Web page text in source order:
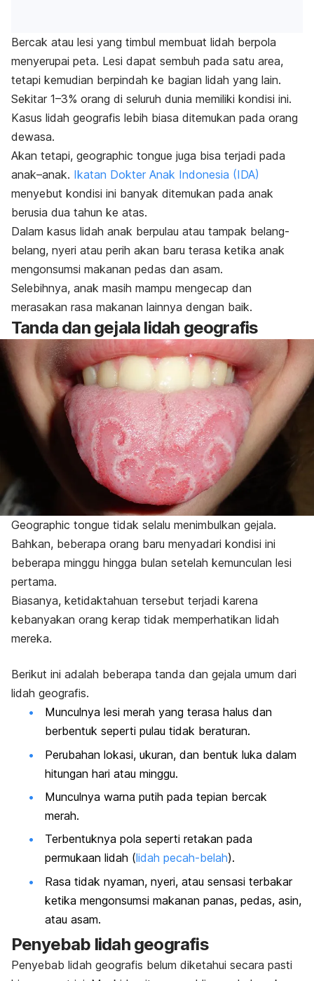
Bercak atau lesi yang timbul membuat lidah berpola
menyerupai peta. Lesi dapat sembuh pada satu area,
tetapi kemudian berpindah ke bagian lidah yang lain.
Sekitar 1–3% orang di seluruh dunia memiliki kondisi ini.
Kasus lidah geografis lebih biasa ditemukan pada orang
dewasa.
Akan tetapi, geographic tongue juga bisa terjadi pada
anak–anak. Ikatan Dokter Anak Indonesia (IDA)
menyebut kondisi ini banyak ditemukan pada anak
berusia dua tahun ke atas.
Dalam kasus lidah anak berpulau atau tampak belang-
belang, nyeri atau perih akan baru terasa ketika anak
mengonsumsi makanan pedas dan asam.
Selebihnya, anak masih mampu mengecap dan
merasakan rasa makanan lainnya dengan baik.
Tanda dan gejala lidah geografis
Geographic tongue tidak selalu menimbulkan gejala.
Bahkan, beberapa orang baru menyadari kondisi ini
beberapa minggu hingga bulan setelah kemunculan lesi
pertama.
Biasanya, ketidaktahuan tersebut terjadi karena
kebanyakan orang kerap tidak memperhatikan lidah
mereka.
Berikut ini adalah beberapa tanda dan gejala umum dari
lidah geografis.
Munculnya lesi merah yang terasa halus dan
berbentuk seperti pulau tidak beraturan.
Perubahan lokasi, ukuran, dan bentuk luka dalam
hitungan hari atau minggu.
Munculnya warna putih pada tepian bercak
merah.
Terbentuknya pola seperti retakan pada
permukaan lidah (lidah pecah-belah).
Rasa tidak nyaman, nyeri, atau sensasi terbakar
ketika mengonsumsi makanan panas, pedas, asin,
atau asam.
Penyebab lidah geografis
Penyebab lidah geografis belum diketahui secara pasti